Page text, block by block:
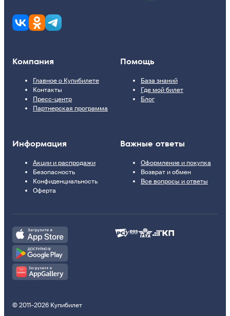
Компания
Главное о Купибилете
Контакты
Пресс-центр
Партнерская программа
Помощь
База знаний
Где мой билет
Блог
Информация
Акции и распродажи
Безопасность
Конфиденциальность
Оферта
Важные ответы
Оформление и покупка
Возврат и обмен
Все вопросы и ответы
© 2011–2026 Купибилет